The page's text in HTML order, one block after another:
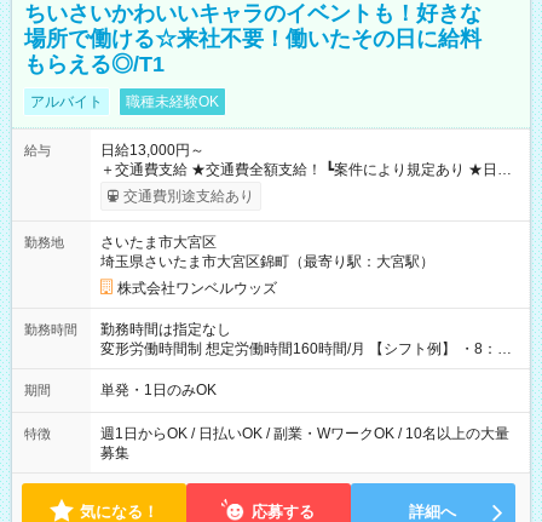
ちいさいかわいいキャラのイベントも！好きな
場所で働ける☆来社不要！働いたその日に給料
もらえる◎/T1
アルバイト 職種未経験OK
給与
日給13,000円～
＋交通費支給 ★交通費全額支給！ ┗案件により規定あり ★日払
いOK！（規定あり） ┗働いたその日に現金GET♪ お仕事後はコ
ンビニATMから 日払い分を引き落とせます！ 【試用期間】試
交通費別途支給あり
勤務地
さいたま市大宮区
埼玉県さいたま市大宮区錦町（最寄り駅：大宮駅）
株式会社ワンベルウッズ
勤務時間
勤務時間は指定なし
変形労働時間制 想定労働時間160時間/月 【シフト例】 ・8：00
～21：00
期間 単発・1日のみOK
特徴
週1日からOK / 日払いOK / 副業・WワークOK / 10名以上の大量
募集
気になる！ 応募する 詳細へ